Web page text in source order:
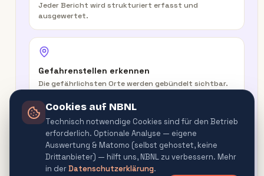
Jeder Bericht wird strukturiert erfasst und
ausgewertet.
Gefahrenstellen erkennen
Die gefährlichsten Orte werden gebündelt sichtbar.
In der Route warnen
Routenplaner & Navigator warnen vor
Gefahrenquellen.
Cookies auf NBNL
Technisch notwendige Cookies sind für den Betrieb
erforderlich. Optionale Analyse — eigene
Auswertung & Matomo (selbst gehostet, keine
Drittanbieter) — hilft uns, NBNL zu verbessern. Mehr
in derDatenschutzerklärung.